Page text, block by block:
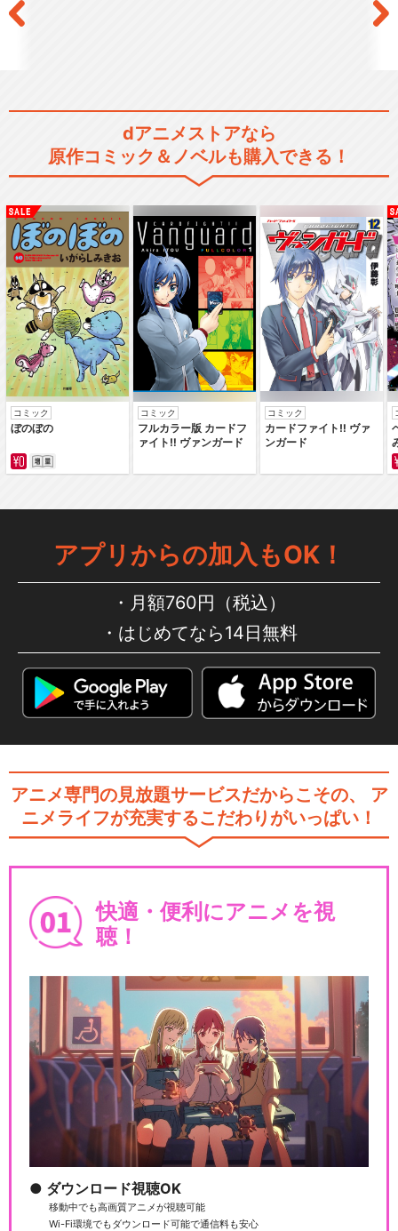
劇場版 黒子のバスケ LAST G
AME
舞台「黒子のバスケ」THE EN
COUNTER
舞台「黒子のバスケ」OVER-
DRIVE
舞台「黒子のバスケ」ULTIM
ATE-BLAZ…
舞台「黒子のバスケ」ULTIM
ATE-BLAZE
閉じる
dアニメストアなら
原作コミック＆ノベルも購入できる！
コミック
ぼのぼの
コミック
フルカラー版 カードフ
ァイト‼ ヴァンガード
コミック
カードファイト‼ ヴァ
ンガード
アプリからの加入もOK！
月額760円（税込）
はじめてなら14日無料
アニメ専門の見放題サービスだからこその、
ア
ニメライフが充実するこだわりがいっぱい！
快適・便利にアニメを視
聴！
ダウンロード視聴OK
移動中でも高画質アニメが視聴可能
Wi-Fi環境でもダウンロード可能で通信料も安心